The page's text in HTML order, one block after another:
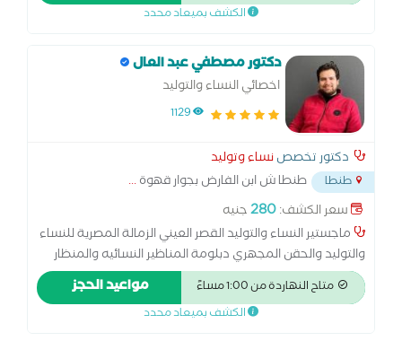
الكشف بميعاد محدد
دكتور مصطفي عبد العال
اخصائي النساء والتوليد
1129
دكتور تخصصنساء وتوليد
طنطا طنطا ش ابن الفارض بجوار قهوة...
سعر الكشف:280جنيه
ماجستير النساء والتوليد القصر العيني الزمالة المصرية للنساء
والتوليد والحقن المجهري دبلومة المناظير النسائيه والمنظار
الرحمي جامعة عين شمس
متاح النهاردة من 1:00 مساءً مواعيد الحجز
الكشف بميعاد محدد